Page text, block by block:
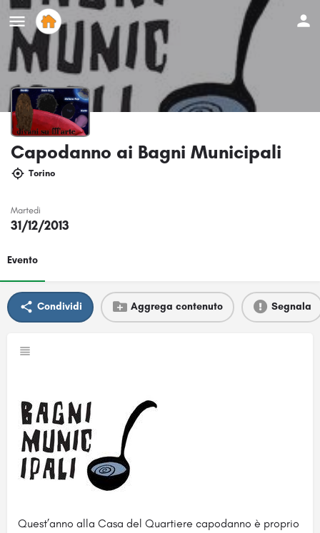
Capodanno ai Bagni Municipali
Torino
Martedi
31/12/2013
Evento
Condividi Aggrega contenuto Segnala
Quest’anno alla Casa del Quartiere capodanno è proprio